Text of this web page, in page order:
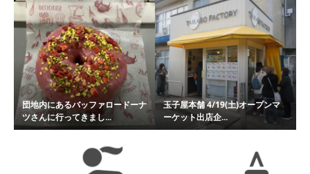
団地内にあるバッファロードーナ
ツさんに行ってきまし...
玉子屋本舗 4/19(土)オープンマ
ーケット出店企...